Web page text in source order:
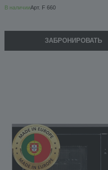
В наличииАрт. F 660
ЗАБРОНИРОВАТЬ